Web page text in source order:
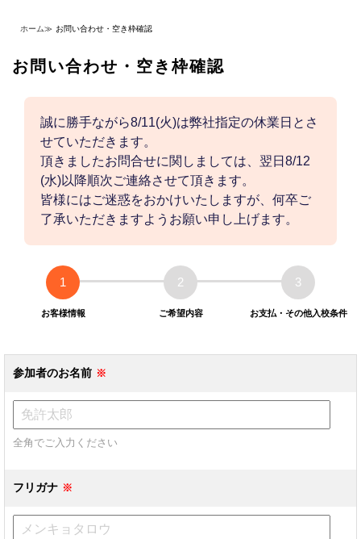
ホーム≫ お問い合わせ・空き枠確認
お問い合わせ・空き枠確認
誠に勝手ながら8/11(火)は弊社指定の休業日とさ
せていただきます。
頂きましたお問合せに関しましては、翌日8/12
(水)以降順次ご連絡させて頂きます。
皆様にはご迷惑をおかけいたしますが、何卒ご
了承いただきますようお願い申し上げます。
1
お客様情報
2
ご希望内容
3
お支払・その他入校条件
参加者のお名前
全角でご入力ください
フリガナ